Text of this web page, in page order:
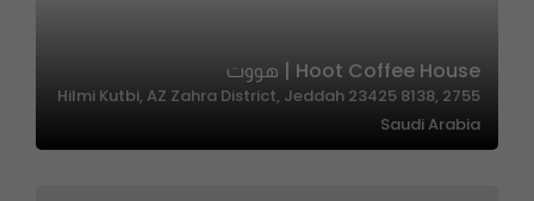
Hoot Coffee House | هووت
2755 Hilmi Kutbi, AZ Zahra District, Jeddah 23425 8138,
Saudi Arabia